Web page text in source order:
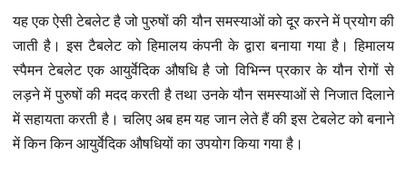
यह एक ऐसी टेबलेट है जो पुरुषों की यौन समस्याओं को दूर करने में प्रयोग की
जाती है। इस टैबलेट को हिमालय कंपनी के द्वारा बनाया गया है। हिमालय
स्पैमन टेबलेट एक आयुर्वेदिक औषधि है जो विभिन्न प्रकार के यौन रोगों से
लड़ने में पुरुषों की मदद करती है तथा उनके यौन समस्याओं से निजात दिलाने
में सहायता करती है। चलिए अब हम यह जान लेते हैं की इस टेबलेट को बनाने
में किन किन आयुर्वेदिक औषधियों का उपयोग किया गया है।